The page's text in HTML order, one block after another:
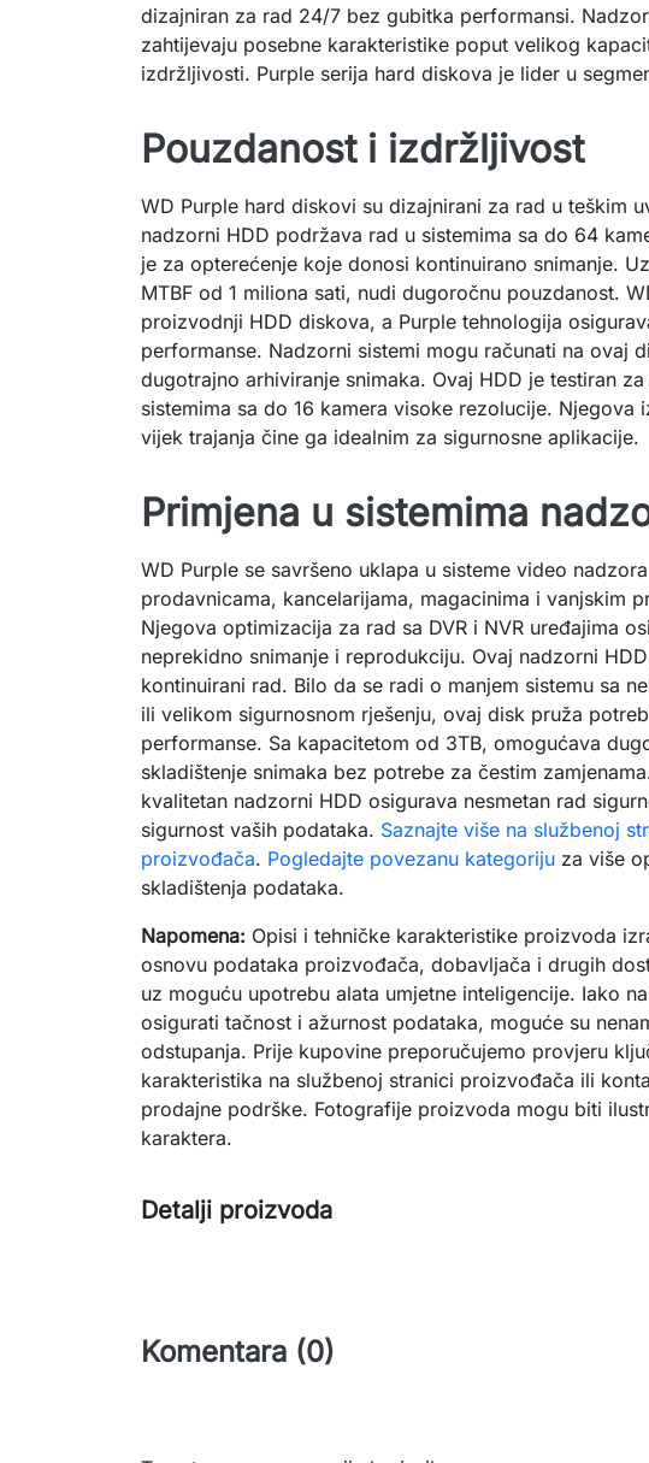
dizajniran za rad 24/7 bez gubitka performansi.
zahtijevaju posebne karakteristike poput velikog
izdržljivosti. Purple serija hard diskova je lider u
Pouzdanost i izdržljivost
WD Purple hard diskovi su dizajnirani za rad u teškim
nadzorni HDD podržava rad u sistemima sa do 64
je za opterećenje koje donosi kontinuirano snimanje.
MTBF od 1 miliona sati, nudi dugoročnu pouzdanost.
proizvodnji HDD diskova, a Purple tehnologija
performanse. Nadzorni sistemi mogu računati na ovaj
dugotrajno arhiviranje snimaka. Ovaj HDD je testiran
sistemima sa do 16 kamera visoke rezolucije. Njegova
vijek trajanja čine ga idealnim za sigurnosne aplikacije.
Primjena u sistemima
WD Purple se savršeno uklapa u sisteme video
prodavnicama, kancelarijama, magacinima i vanjskim
Njegova optimizacija za rad sa DVR i NVR uređajima
neprekidno snimanje i reprodukciju. Ovaj nadzorni
kontinuirani rad. Bilo da se radi o manjem sistemu sa
ili velikom sigurnosnom rješenju, ovaj disk pruža
performanse. Sa kapacitetom od 3TB, omogućava
skladištenje snimaka bez potrebe za čestim
kvalitetan nadzorni HDD osigurava nesmetan rad
sigurnost vaših podataka. Saznajte više na službenoj
proizvođača. Pogledajte povezanu kategoriju za više
skladištenja podataka.
Napomena: Opisi i tehničke karakteristike proizvoda
osnovu podataka proizvođača, dobavljača i drugih
uz moguću upotrebu alata umjetne inteligencije. Iako
osigurati tačnost i ažurnost podataka, moguće su
odstupanja. Prije kupovine preporučujemo provjeru
karakteristika na službenoj stranici proizvođača ili
prodajne podrške. Fotografije proizvoda mogu biti
karaktera.
Detalji proizvoda
Komentara (0)